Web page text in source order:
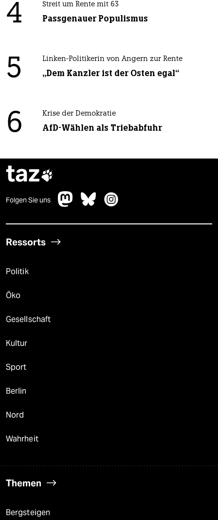
4 Streit um Rente mit 63
Passgenauer Populismus
5 Linken-Politikerin von Angern zur Rente
„Dem Kanzler ist der Osten egal“
6 Krise der Demokratie
AfD-Wählen als Triebabfuhr
taz
Folgen Sie uns
Ressorts
Politik
Öko
Gesellschaft
Kultur
Sport
Berlin
Nord
Wahrheit
Themen
Bergsteigen